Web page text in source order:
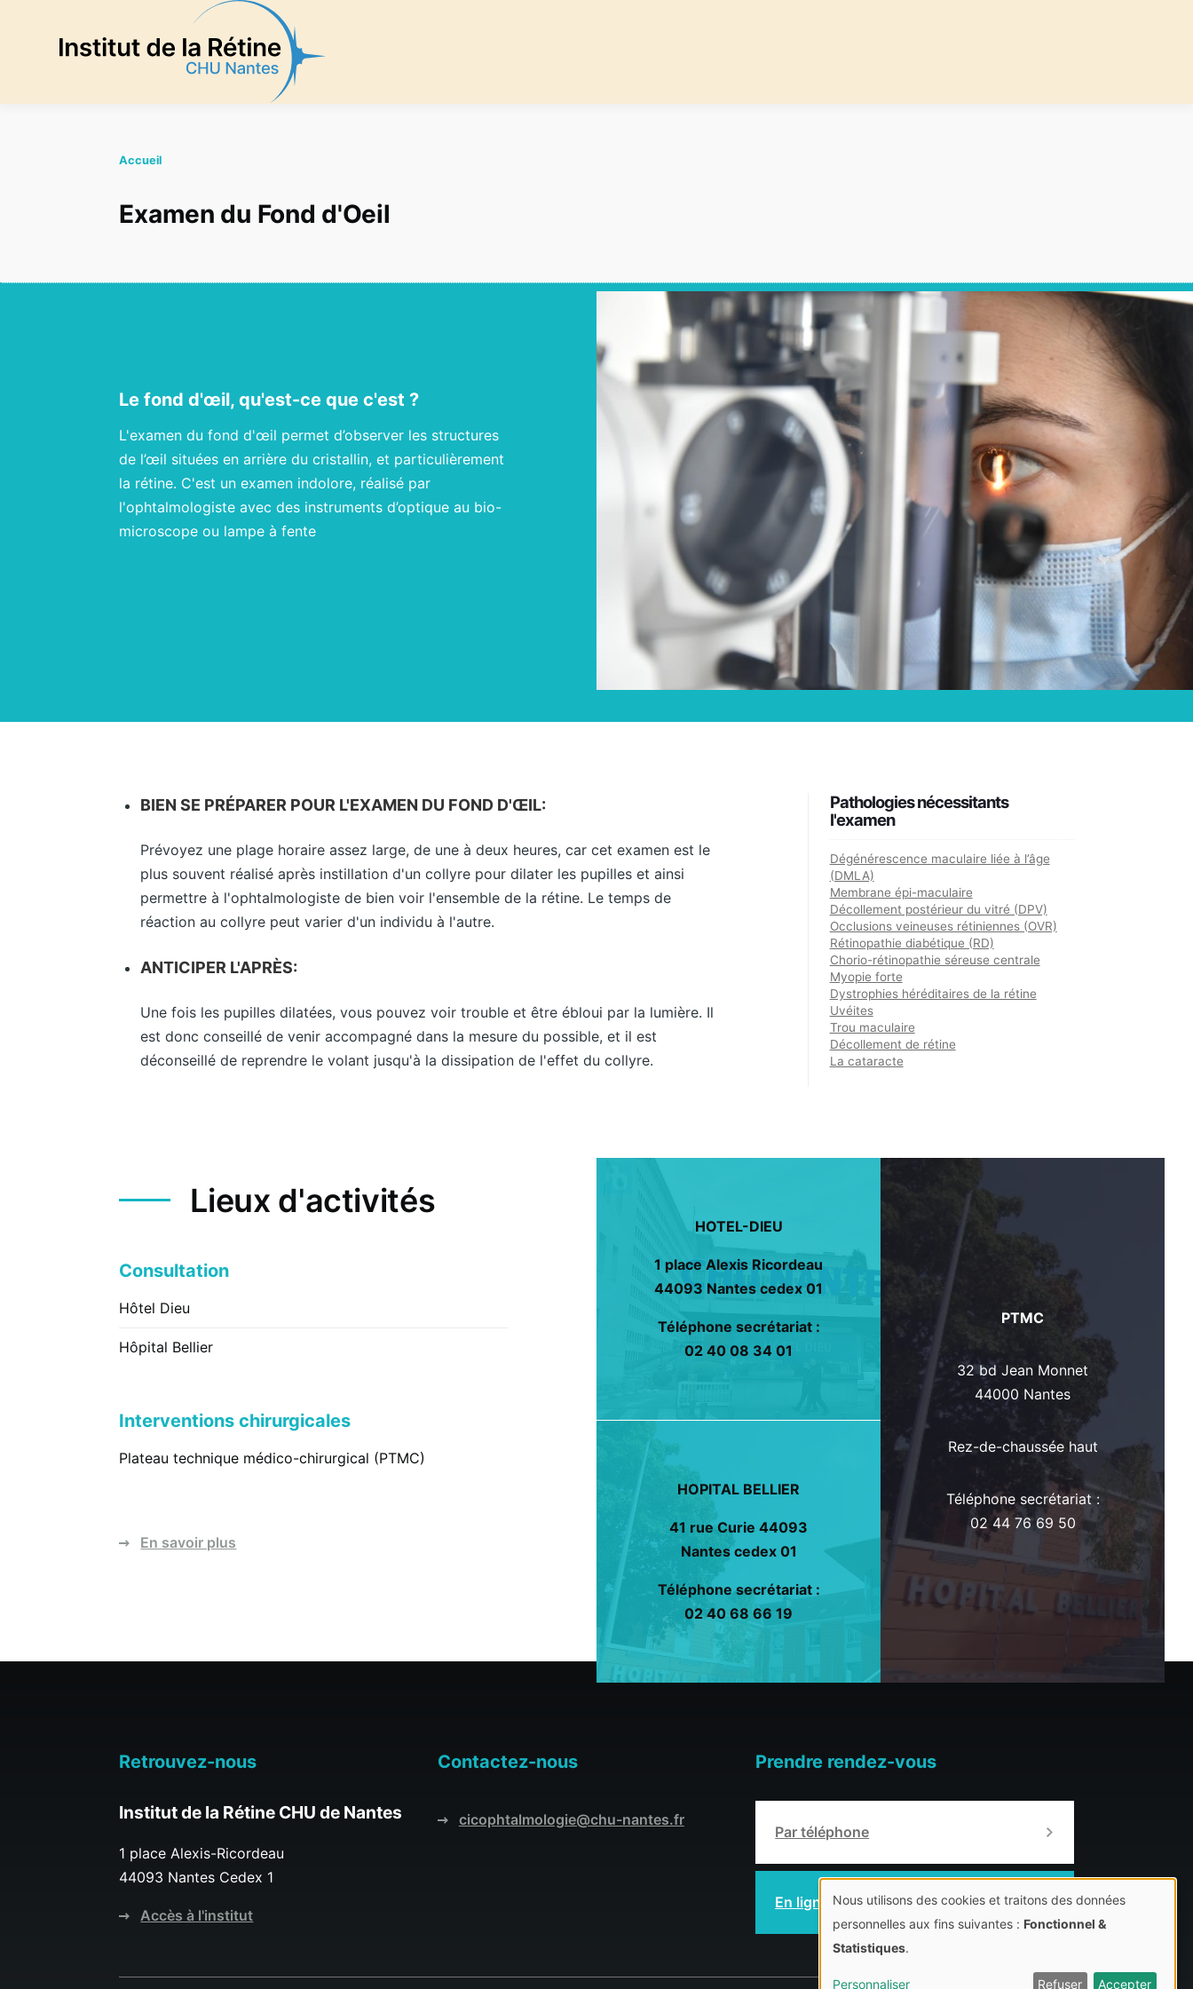
Accueil
Examen du Fond d'Oeil
Le fond d'œil, qu'est-ce que c'est ?
L'examen du fond d'œil permet d’observer les structures
de l’œil situées en arrière du cristallin, et particulièrement
la rétine. C'est un examen indolore, réalisé par
l'ophtalmologiste avec des instruments d’optique au bio-
microscope ou lampe à fente
BIEN SE PRÉPARER POUR L'EXAMEN DU FOND D'ŒIL:
Prévoyez une plage horaire assez large, de une à deux heures, car cet examen est le
plus souvent réalisé après instillation d'un collyre pour dilater les pupilles et ainsi
permettre à l'ophtalmologiste de bien voir l'ensemble de la rétine. Le temps de
réaction au collyre peut varier d'un individu à l'autre.
ANTICIPER L'APRÈS:
Une fois les pupilles dilatées, vous pouvez voir trouble et être ébloui par la lumière. Il
est donc conseillé de venir accompagné dans la mesure du possible, et il est
déconseillé de reprendre le volant jusqu'à la dissipation de l'effet du collyre.
Pathologies nécessitants
l'examen
Dégénérescence maculaire liée à l’âge
(DMLA)
Membrane épi-maculaire
Décollement postérieur du vitré (DPV)
Occlusions veineuses rétiniennes (OVR)
Rétinopathie diabétique (RD)
Chorio-rétinopathie séreuse centrale
Myopie forte
Dystrophies héréditaires de la rétine
Uvéites
Trou maculaire
Décollement de rétine
La cataracte
Lieux d'activités
Consultation
Hôtel Dieu
Hôpital Bellier
Interventions chirurgicales
Plateau technique médico-chirurgical (PTMC)
En savoir plus
HOTEL-DIEU
1 place Alexis Ricordeau
44093 Nantes cedex 01
Téléphone secrétariat :
02 40 08 34 01
HOPITAL BELLIER
41 rue Curie 44093
Nantes cedex 01
Téléphone secrétariat :
02 40 68 66 19
PTMC
32 bd Jean Monnet
44000 Nantes
Rez-de-chaussée haut
Téléphone secrétariat :
02 44 76 69 50
Retrouvez-nous
Institut de la Rétine CHU de Nantes
1 place Alexis-Ricordeau
44093 Nantes Cedex 1
Accès à l'institut
Contactez-nous
cicophtalmologie@chu-nantes.fr
Prendre rendez-vous
Par téléphone
En ligne
Use
of
personal
Nous utilisons des cookies et traitons des données
personnelles aux fins suivantes : Fonctionnel &
Statistiques.
Personnaliser Refuser Accepter